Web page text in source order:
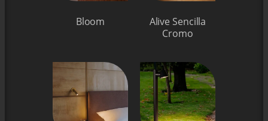
Bloom
Alive Sencilla
Cromo